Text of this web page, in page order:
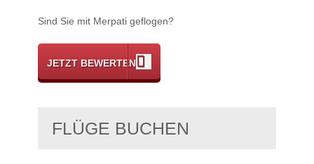
Sind Sie mit Merpati geflogen?
JETZT BEWERTEN
FLÜGE BUCHEN